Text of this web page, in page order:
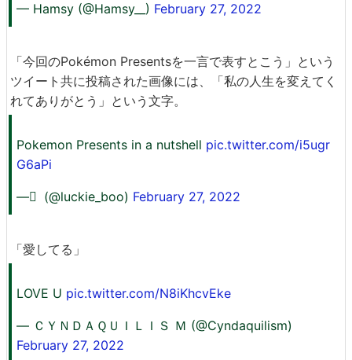
— Hamsy (@Hamsy__) February 27, 2022
「今回のPokémon Presentsを一言で表すとこう」という
ツイート共に投稿された画像には、「私の人生を変えてく
れてありがとう」という文字。
Pokemon Presents in a nutshell pic.twitter.com/i5ugr
G6aPi
— ً (@luckie_boo) February 27, 2022
「愛してる」
LOVE U pic.twitter.com/N8iKhcvEke
— ＣＹＮＤＡＱＵＩＬＩＳ Ｍ (@Cyndaquilism)
February 27, 2022